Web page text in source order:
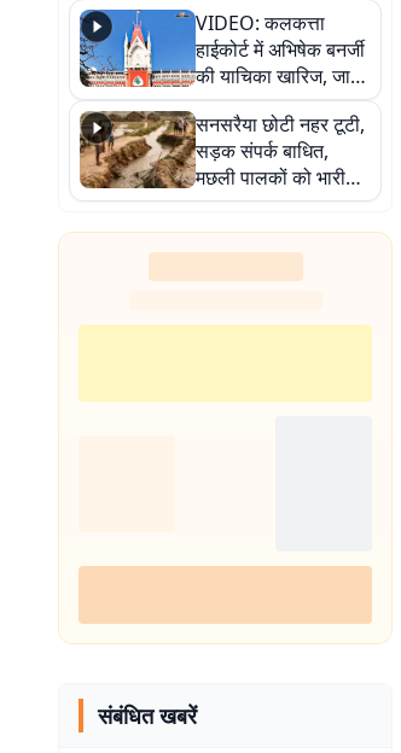
प्राण-प्रतिष्ठा महोत्सव
शुरू
VIDEO: कलकत्ता
हाईकोर्ट में अभिषेक बनर्जी
की याचिका खारिज, जानें
क्या है पूरा मामला
सनसरैया छोटी नहर टूटी,
सड़क संपर्क बाधित,
मछली पालकों को भारी
नुकसान
संबंधित खबरें